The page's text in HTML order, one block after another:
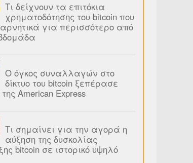
Τι δείχνουν τα επιτόκια
χρηματοδότησης του bitcoin που
για περισσότερο από
Ο όγκος συναλλαγών στο
δίκτυο του bitcoin ξεπέρασε
American Express
Τι σημαίνει για την αγορά η
αύξηση της δυσκολίας
bitcoin σε ιστορικό υψηλό